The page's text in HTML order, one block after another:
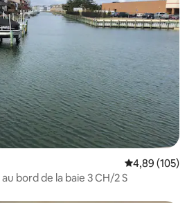
Note
4,89 (105)
bord de la baie 3 CH/2 S